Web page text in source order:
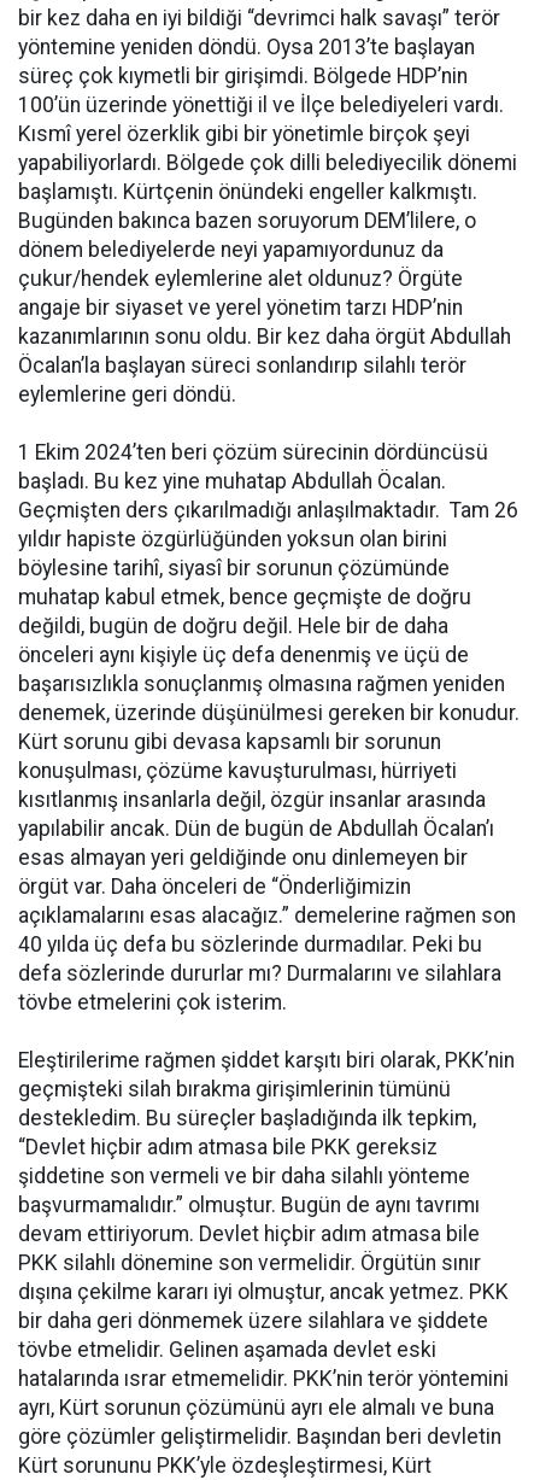
bir kez daha en iyi bildiği “devrimci halk savaşı” terör
yöntemine yeniden döndü. Oysa 2013’te başlayan
süreç çok kıymetli bir girişimdi. Bölgede HDP’nin
100’ün üzerinde yönettiği il ve İlçe belediyeleri vardı.
Kısmî yerel özerklik gibi bir yönetimle birçok şeyi
yapabiliyorlardı. Bölgede çok dilli belediyecilik dönemi
başlamıştı. Kürtçenin önündeki engeller kalkmıştı.
Bugünden bakınca bazen soruyorum DEM’lilere, o
dönem belediyelerde neyi yapamıyordunuz da
çukur/hendek eylemlerine alet oldunuz? Örgüte
angaje bir siyaset ve yerel yönetim tarzı HDP’nin
kazanımlarının sonu oldu. Bir kez daha örgüt Abdullah
Öcalan’la başlayan süreci sonlandırıp silahlı terör
eylemlerine geri döndü.
1 Ekim 2024’ten beri çözüm sürecinin dördüncüsü
başladı. Bu kez yine muhatap Abdullah Öcalan.
Geçmişten ders çıkarılmadığı anlaşılmaktadır. Tam 26
yıldır hapiste özgürlüğünden yoksun olan birini
böylesine tarihî, siyasî bir sorunun çözümünde
muhatap kabul etmek, bence geçmişte de doğru
değildi, bugün de doğru değil. Hele bir de daha
önceleri aynı kişiyle üç defa denenmiş ve üçü de
başarısızlıkla sonuçlanmış olmasına rağmen yeniden
denemek, üzerinde düşünülmesi gereken bir konudur.
Kürt sorunu gibi devasa kapsamlı bir sorunun
konuşulması, çözüme kavuşturulması, hürriyeti
kısıtlanmış insanlarla değil, özgür insanlar arasında
yapılabilir ancak. Dün de bugün de Abdullah Öcalan’ı
esas almayan yeri geldiğinde onu dinlemeyen bir
örgüt var. Daha önceleri de “Önderliğimizin
açıklamalarını esas alacağız.” demelerine rağmen son
40 yılda üç defa bu sözlerinde durmadılar. Peki bu
defa sözlerinde dururlar mı? Durmalarını ve silahlara
tövbe etmelerini çok isterim.
Eleştirilerime rağmen şiddet karşıtı biri olarak, PKK’nin
geçmişteki silah bırakma girişimlerinin tümünü
destekledim. Bu süreçler başladığında ilk tepkim,
“Devlet hiçbir adım atmasa bile PKK gereksiz
şiddetine son vermeli ve bir daha silahlı yönteme
başvurmamalıdır.” olmuştur. Bugün de aynı tavrımı
devam ettiriyorum. Devlet hiçbir adım atmasa bile
PKK silahlı dönemine son vermelidir. Örgütün sınır
dışına çekilme kararı iyi olmuştur, ancak yetmez. PKK
bir daha geri dönmemek üzere silahlara ve şiddete
tövbe etmelidir. Gelinen aşamada devlet eski
hatalarında ısrar etmemelidir. PKK’nin terör yöntemini
ayrı, Kürt sorunun çözümünü ayrı ele almalı ve buna
göre çözümler geliştirmelidir. Başından beri devletin
Kürt sorununu PKK’yle özdeşleştirmesi, Kürt